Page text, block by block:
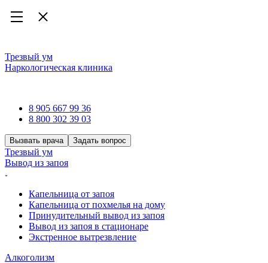
Трезвый ум
Наркологическая клиника
8 905 667 99 36
8 800 302 39 03
Вызвать врача Задать вопрос
Трезвый ум
Вывод из запоя
Капельница от запоя
Капельница от похмелья на дому
Принудительный вывод из запоя
Вывод из запоя в стационаре
Экстренное вытрезвление
Алкоголизм